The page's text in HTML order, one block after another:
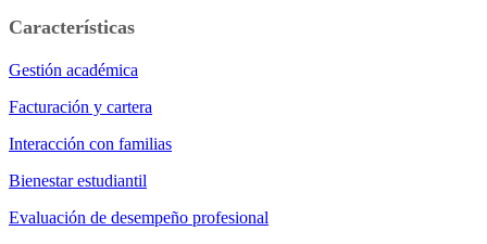
Características
Gestión académica
Facturación y cartera
Interacción con familias
Bienestar estudiantil
Evaluación de desempeño profesional